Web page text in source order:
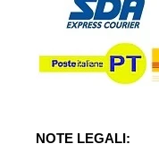
NOTE LEGALI: